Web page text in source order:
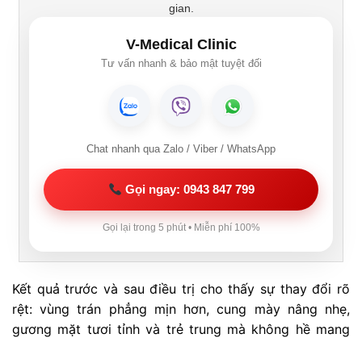
gian.
V-Medical Clinic
Tư vấn nhanh & bảo mật tuyệt đối
Chat nhanh qua Zalo / Viber / WhatsApp
Gọi ngay: 0943 847 799
Gọi lại trong 5 phút • Miễn phí 100%
Kết quả trước và sau điều trị cho thấy sự thay đổi rõ
rệt: vùng trán phẳng mịn hơn, cung mày nâng nhẹ,
gương mặt tươi tỉnh và trẻ trung mà không hề mang